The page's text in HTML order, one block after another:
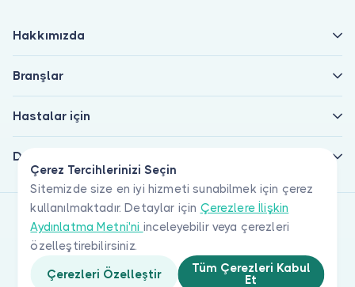
Çerez Tercihlerinizi Seçin
Sitemizde size en iyi hizmeti sunabilmek için çerez
kullanılmaktadır. Detaylar için Çerezlere İlişkin
Aydınlatma Metni'ni inceleyebilir veya çerezleri
özelleştirebilirsiniz.
Çerezleri Özelleştir
Tüm Çerezleri Kabul
Et
Hakkımızda
Branşlar
Hastalar için
Doktorlar için